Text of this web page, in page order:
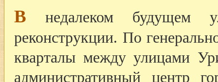
В недалеком будущем
реконструкции. По
кварталы между улицами
административный центр